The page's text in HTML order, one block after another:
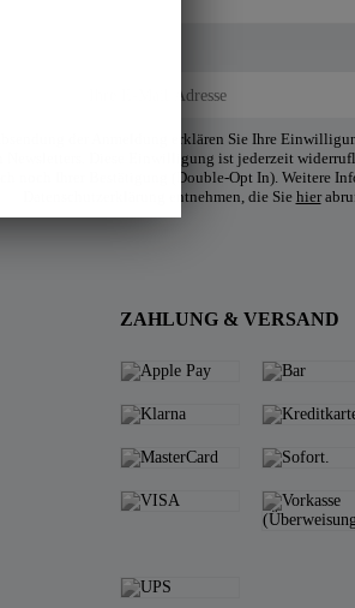
der Anmeldung erklären Sie Ihre
Newsletters. Diese Einwilligung ist jederzeit
noch Ihrer Bestätigung (Double-Opt In). Weitere
Datenschutzerklärung entnehmen, die Sie hier
ZAHLUNG & VERSAND